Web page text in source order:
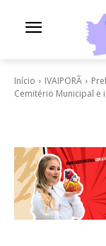
Início IVAIPORÃ
Cemitério Municipal e